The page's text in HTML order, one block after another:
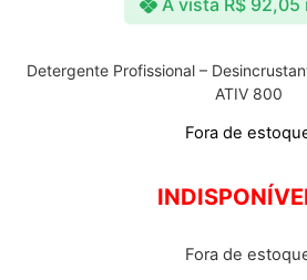
A vista R$ 92,05
Detergente Profissional –
ATIV 800
Fora de
Fora de